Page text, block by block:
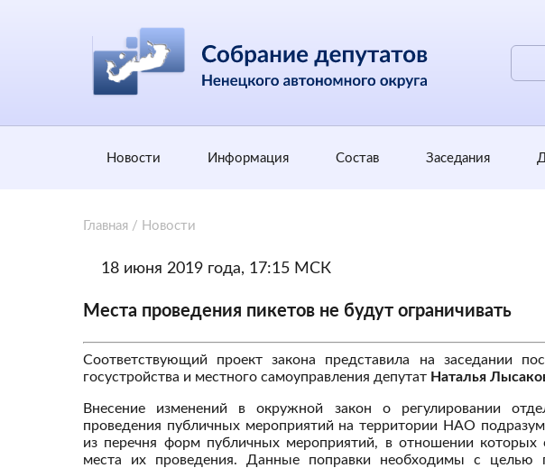
Новости Информация Состав Заседания
Главная / Новости
18 июня 2019 года, 17:15 МСК
Места проведения пикетов не будут ограничивать
Соответствующий проект закона представила на заседании
госустройства и местного самоуправления депутат Наталья
Внесение изменений в окружной закон о регулировании
проведения публичных мероприятий на территории НАО
из перечня форм публичных мероприятий, в отношении которых
места их проведения. Данные поправки необходимы с целью